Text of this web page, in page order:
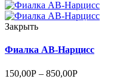
Закрыть
Фиалка АВ-Нарцисс
150,00Р – 850,00Р